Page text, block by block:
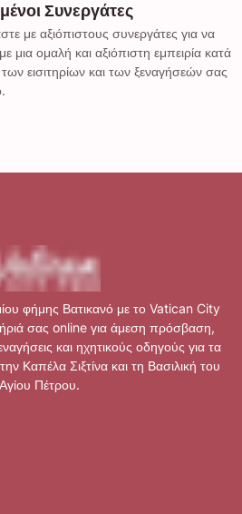
Συνεργάτες
με αξιόπιστους συνεργάτες για να
μια ομαλή και αξιόπιστη εμπειρία κατά
εισιτηρίων και των ξεναγήσεών σας
φήμης Βατικανό με το Vatican City
σας online για άμεση πρόσβαση,
και ηχητικούς οδηγούς για τα
Καπέλα Σιξτίνα και τη Βασιλική του
Αγίου Πέτρου.